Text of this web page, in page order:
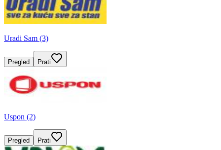
Uradi Sam (3)
Pregled Prati
Uspon (2)
Pregled Prati